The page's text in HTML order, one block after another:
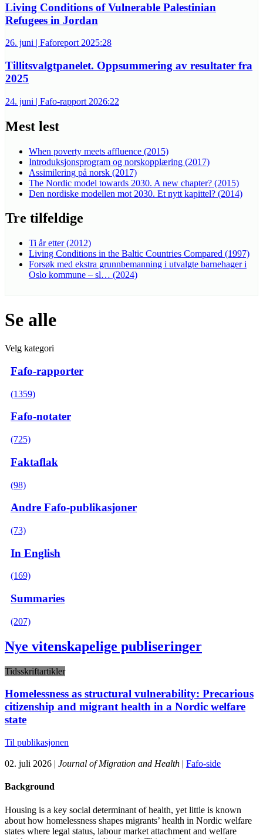
Living Conditions of Vulnerable Palestinian
Refugees in Jordan
26. juni | Faforeport 2025:28
Tillitsvalgtpanelet. Oppsummering av resultater fra
2025
24. juni | Fafo-rapport 2026:22
Mest lest
When poverty meets affluence (2015)
Introduksjonsprogram og norskopplæring (2017)
Assimilering på norsk (2017)
The Nordic model towards 2030. A new chapter? (2015)
Den nordiske modellen mot 2030. Et nytt kapittel? (2014)
Tre tilfeldige
Ti år etter (2012)
Living Conditions in the Baltic Countries Compared (1997)
Forsøk med ekstra grunnbemanning i utvalgte barnehager i
Oslo kommune – sl… (2024)
Se alle
Velg kategori
Fafo-rapporter
(1359)
Fafo-notater
(725)
Faktaflak
(98)
Andre Fafo-publikasjoner
(73)
In English
(169)
Summaries
(207)
Nye vitenskapelige publiseringer
Tidsskriftartikler
Homelessness as structural vulnerability: Precarious
citizenship and migrant health in a Nordic welfare
state
Til publikasjonen
02. juli 2026 | Journal of Migration and Health | Fafo-side
Background
Housing is a key social determinant of health, yet little is known
about how homelessness shapes migrants’ health in Nordic welfare
states where legal status, labour market attachment and welfare